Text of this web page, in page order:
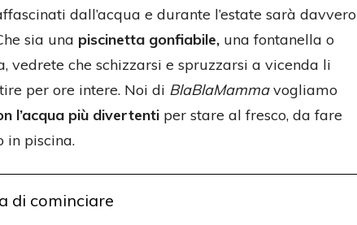
dall’acqua e durante l’estate sarà davvero
sia una piscinetta gonfiabile, una fontanella o
vedrete che schizzarsi e spruzzarsi a vicenda li
per ore intere. Noi di BlaBlaMammavogliamo
l’acqua più divertenti per stare al fresco, da fare
in piscina.
di cominciare